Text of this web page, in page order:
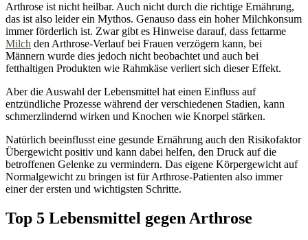
Arthrose ist nicht heilbar. Auch nicht durch die richtige Ernährung,
das ist also leider ein Mythos. Genauso dass ein hoher Milchkonsum
immer förderlich ist. Zwar gibt es Hinweise darauf, dass fettarme
Milch den Arthrose-Verlauf bei Frauen verzögern kann, bei
Männern wurde dies jedoch nicht beobachtet und auch bei
fetthaltigen Produkten wie Rahmkäse verliert sich dieser Effekt.
Aber die Auswahl der Lebensmittel hat einen Einfluss auf
entzündliche Prozesse während der verschiedenen Stadien, kann
schmerzlindernd wirken und Knochen wie Knorpel stärken.
Natürlich beeinflusst eine gesunde Ernährung auch den Risikofaktor
Übergewicht positiv und kann dabei helfen, den Druck auf die
betroffenen Gelenke zu vermindern. Das eigene Körpergewicht auf
Normalgewicht zu bringen ist für Arthrose-Patienten also immer
einer der ersten und wichtigsten Schritte.
Top 5 Lebensmittel gegen Arthrose